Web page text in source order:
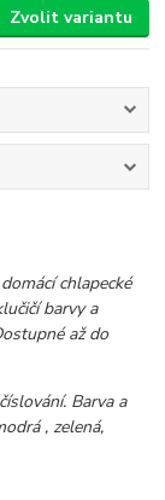
Zvolit variantu
chlapecké
barvy a
až do
Barva a
, zelená,